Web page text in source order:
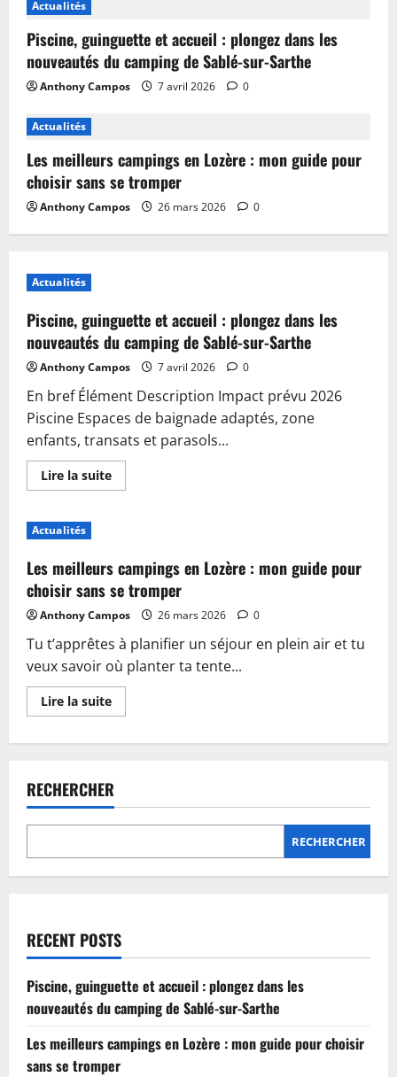
Actualités
Piscine, guinguette et accueil : plongez dans les
nouveautés du camping de Sablé-sur-Sarthe
Anthony Campos 7 avril 2026 0
Actualités
Les meilleurs campings en Lozère : mon guide pour
choisir sans se tromper
Anthony Campos 26 mars 2026 0
Actualités
Piscine, guinguette et accueil : plongez dans les
nouveautés du camping de Sablé-sur-Sarthe
Anthony Campos 7 avril 2026 0
En bref Élément Description Impact prévu 2026
Piscine Espaces de baignade adaptés, zone
enfants, transats et parasols...
Lire la suiteEn
savoir
accueil
:
plongez
dans
les
nouveautés
du
camping
de
Sablé-
sur-
Sarthe
Actualités
Les meilleurs campings en Lozère : mon guide pour
choisir sans se tromper
Anthony Campos 26 mars 2026 0
Tu t’apprêtes à planifier un séjour en plein air et tu
veux savoir où planter ta tente...
Lire la suiteEn
savoir
en
Lozère
:
mon
choisir
sans
RECHERCHER
RECHERCHER
RECENT POSTS
Piscine, guinguette et accueil : plongez dans les
nouveautés du camping de Sablé-sur-Sarthe
Les meilleurs campings en Lozère : mon guide pour choisir
sans se tromper